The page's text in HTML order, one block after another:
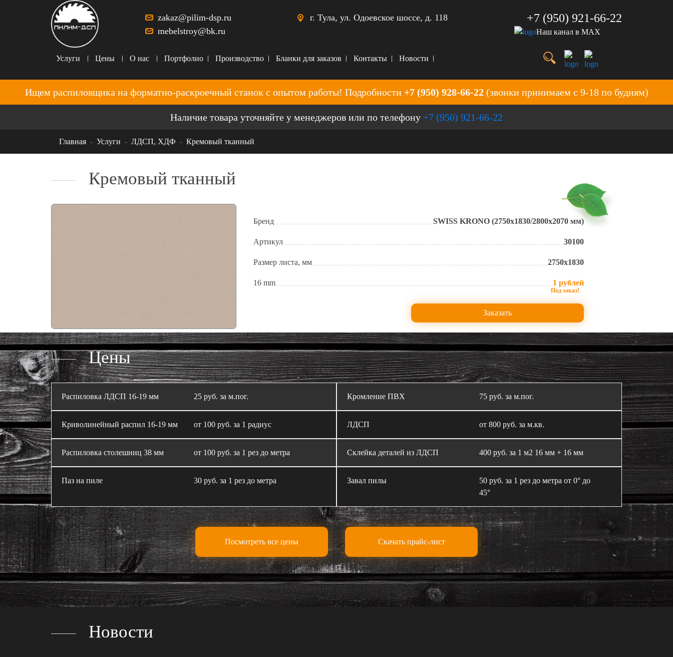
zakaz@pilim-dsp.ru
mebelstroy@bk.ru
г. Тула, ул. Одоевское шоссе, д. 118 +7 (950) 921-66-22
Наш канал в MAX
Услуги Цены О нас Портфолио Производство Бланки для заказов Контакты Новости
Ищем распиловщика на форматно-раскроечный станок с опытом работы! Подробности +7 (950) 928-66-22(звонки принимаем с 9-18 по будням)
Наличие товара уточняйте у менеджеров или по телефону +7 (950) 921-66-22
Главная Услуги ЛДСП, ХДФ Кремовый тканный
Кремовый тканный
Бренд SWISS KRONO (2750x1830/2800x2070 мм)
Артикул 30100
Размер листа, мм 2750х1830
16 mm 1 рублей
Заказать
Цены
Распиловка ЛДСП 16‑19 мм 25 руб. за м.пог. Кромление ПВХ 75 руб. за м.пог.
Криволинейный распил 16‑19 мм от 100 руб. за 1 радиус ЛДСП от 800 руб. за м.кв.
Распиловка столешниц 38 мм от 100 руб. за 1 рез до метра Склейка деталей из ЛДСП 400 руб. за 1 м2 16 мм + 16 мм
Паз на пиле 30 руб. за 1 рез до метра Завал пилы
50 руб. за 1 рез до метра от 0° до
45°
Посмотреть все цены Скачать прайс-лист
Новости